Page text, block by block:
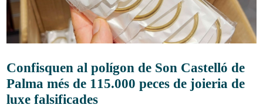
Confisquen al polígon de Son Castelló de
Palma més de 115.000 peces de joieria de
luxe falsificades